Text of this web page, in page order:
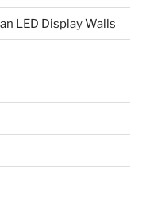
LED Display Walls